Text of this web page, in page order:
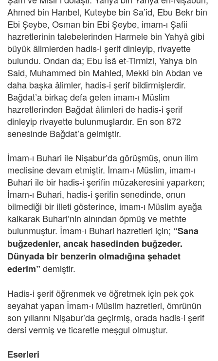
Ahmed bin Hanbel, Kuteybe bin Sa’id, Ebu Bekr bin
Ebi Şeybe, Osman bin Ebi Şeybe, imam-ı Şafii
hazretlerinin talebelerinden Harmele bin Yahyâ gibi
büyük âlimlerden hadis-i şerif dinleyip, rivayette
bulundu. Ondan da; Ebu İsâ et-Tirmizi, Yahya bin
Said, Muhammed bin Mahled, Mekki bin Abdan ve
daha başka âlimler, hadis-i şerif bildirmişlerdir.
Bağdat’a birkaç defa gelen imam-ı Müslim
hazretlerinden Bağdat âlimleri de hadis-i şerif
dinleyip rivayette bulunmuşlardır. En son 872
senesinde Bağdat’a gelmiştir.
İmam-ı Buhari ile Nişabur’da görüşmüş, onun ilim
meclisine devam etmiştir. İmam-ı Müslim, imam-ı
Buhari ile bir hadis-i şerifin müzakeresini yaparken;
İmam-ı Buhari, hadis-i şerifin senedinde, onun
bilmediği bir illeti gösterince, imam-ı Müslim ayağa
kalkarak Buhari’nin alnından öpmüş ve methte
bulunmuştur. İmam-ı Buhari hazretleri için; “Sana
buğzedenler, ancak hasedinden buğzeder.
Dünyada bir benzerin olmadığına şehadet
ederim” demiştir.
Hadis-i şerif öğrenmek ve öğretmek için pek çok
seyahat yapan İmam-ı Müslim hazretleri, ömrünün
son yıllarını Nişabur’da geçirmiş, orada hadis-i şerif
dersi vermiş ve ticaretle meşgul olmuştur.
Eserleri